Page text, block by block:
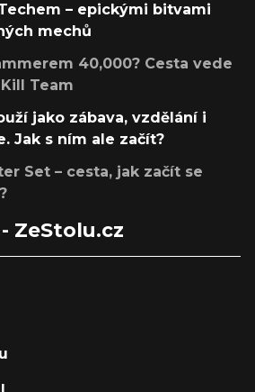
– epickými bitvami
mechů
40,000? Cesta vede
Team
jako zábava, vzdělání i
Jak s ním ale začít?
Set – cesta, jak začít se
ZeStolu.cz